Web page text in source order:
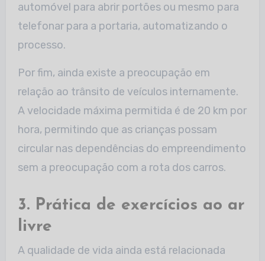
automóvel para abrir portões ou mesmo para
telefonar para a portaria, automatizando o
processo.
Por fim, ainda existe a preocupação em
relação ao trânsito de veículos internamente.
A velocidade máxima permitida é de 20 km por
hora, permitindo que as crianças possam
circular nas dependências do empreendimento
sem a preocupação com a rota dos carros.
3. Prática de exercícios ao ar
livre
A qualidade de vida ainda está relacionada